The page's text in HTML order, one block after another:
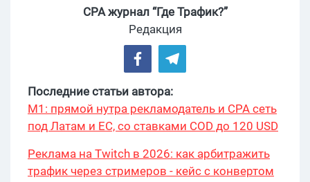
CPA журнал “Где Трафик?”
Редакция
Последние статьи автора:
М1: прямой нутра рекламодатель и CPA сеть
под Латам и ЕС, со ставками COD до 120 USD
Реклама на Twitch в 2026: как арбитражить
трафик через стримеров - кейс с конвертом